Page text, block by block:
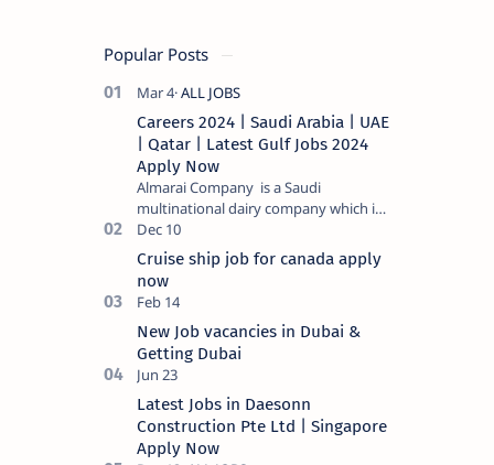
Popular Posts
Careers 2024 | Saudi Arabia | UAE
| Qatar | Latest Gulf Jobs 2024
Apply Now
Almarai Company is a Saudi
multinational dairy company which is
listed on the Tadawul stock exchange.
It specializes in food and bevera…
Cruise ship job for canada apply
now
New Job vacancies in Dubai &
Getting Dubai
Latest Jobs in Daesonn
Construction Pte Ltd | Singapore
Apply Now